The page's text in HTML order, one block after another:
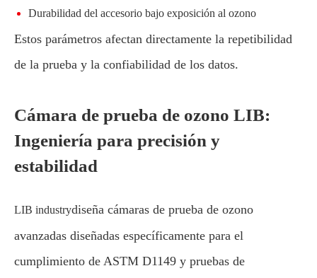
Durabilidad del accesorio bajo exposición al ozono
Estos parámetros afectan directamente la repetibilidad
de la prueba y la confiabilidad de los datos.
Cámara de prueba de ozono LIB:
Ingeniería para precisión y
estabilidad
LIB industrydiseña cámaras de prueba de ozono
avanzadas diseñadas específicamente para el
cumplimiento de ASTM D1149 y pruebas de